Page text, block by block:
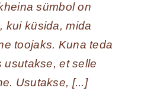
sümbol on
kui küsida, mida
toojaks. Kuna teda
usutakse, et selle
Usutakse, [...]